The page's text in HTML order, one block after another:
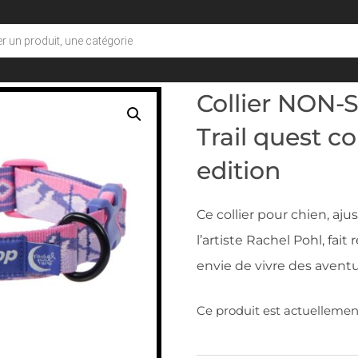
/ Collier NON-STOP DOGWEAR Trail
Collier NON-
Trail quest
edition
Ce collier pour chien,
l’artiste Rachel Pohl,
envie de vivre des
Ce produit est